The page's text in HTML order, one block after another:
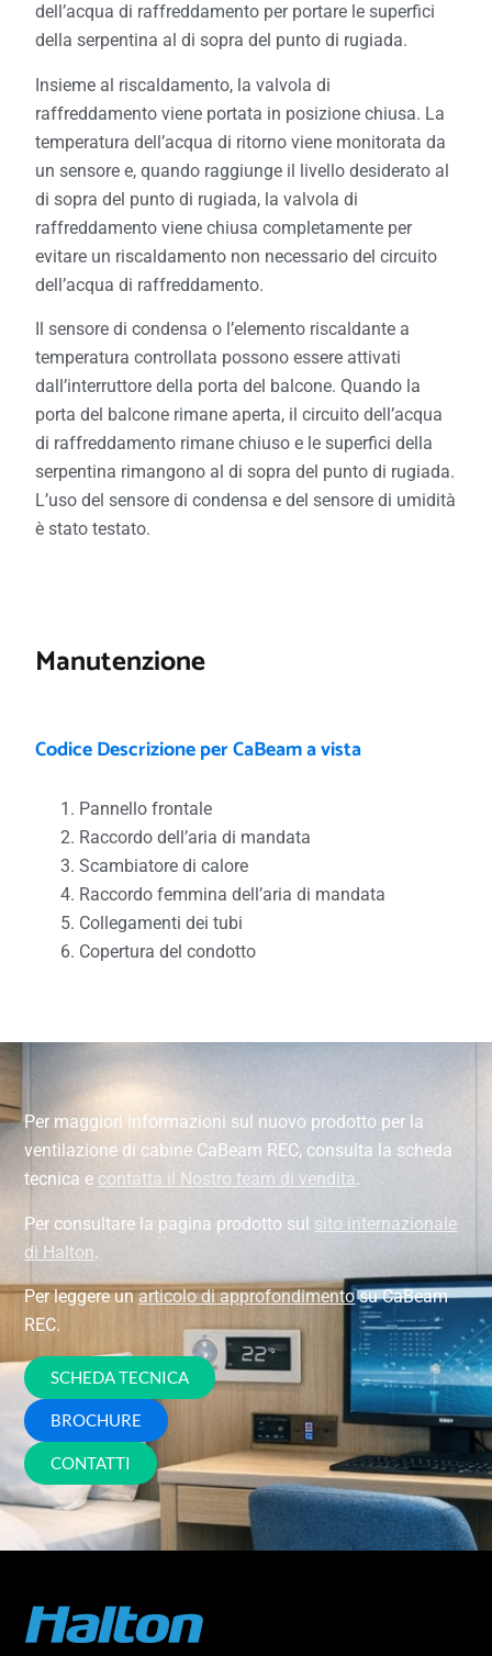
dell’acqua di raffreddamento per portare le superfici
della serpentina al di sopra del punto di rugiada.
Insieme al riscaldamento, la valvola di
raffreddamento viene portata in posizione chiusa. La
temperatura dell’acqua di ritorno viene monitorata da
un sensore e, quando raggiunge il livello desiderato al
di sopra del punto di rugiada, la valvola di
raffreddamento viene chiusa completamente per
evitare un riscaldamento non necessario del circuito
dell’acqua di raffreddamento.
Il sensore di condensa o l’elemento riscaldante a
temperatura controllata possono essere attivati
dall’interruttore della porta del balcone. Quando la
porta del balcone rimane aperta, il circuito dell’acqua
di raffreddamento rimane chiuso e le superfici della
serpentina rimangono al di sopra del punto di rugiada.
L’uso del sensore di condensa e del sensore di umidità
è stato testato.
Manutenzione
Codice Descrizione per CaBeam a vista
Pannello frontale
Raccordo dell’aria di mandata
Scambiatore di calore
Raccordo femmina dell’aria di mandata
Collegamenti dei tubi
Copertura del condotto
Per maggiori informazioni sul nuovo prodotto per la
ventilazione di cabine CaBeam REC, consulta la scheda
tecnica e contatta il Nostro team di vendita.
Per consultare la pagina prodotto sul sito internazionale
di Halton.
Per leggere unarticolo di approfondimentosu CaBeam
REC.
SCHEDA TECNICA
BROCHURE
CONTATTI